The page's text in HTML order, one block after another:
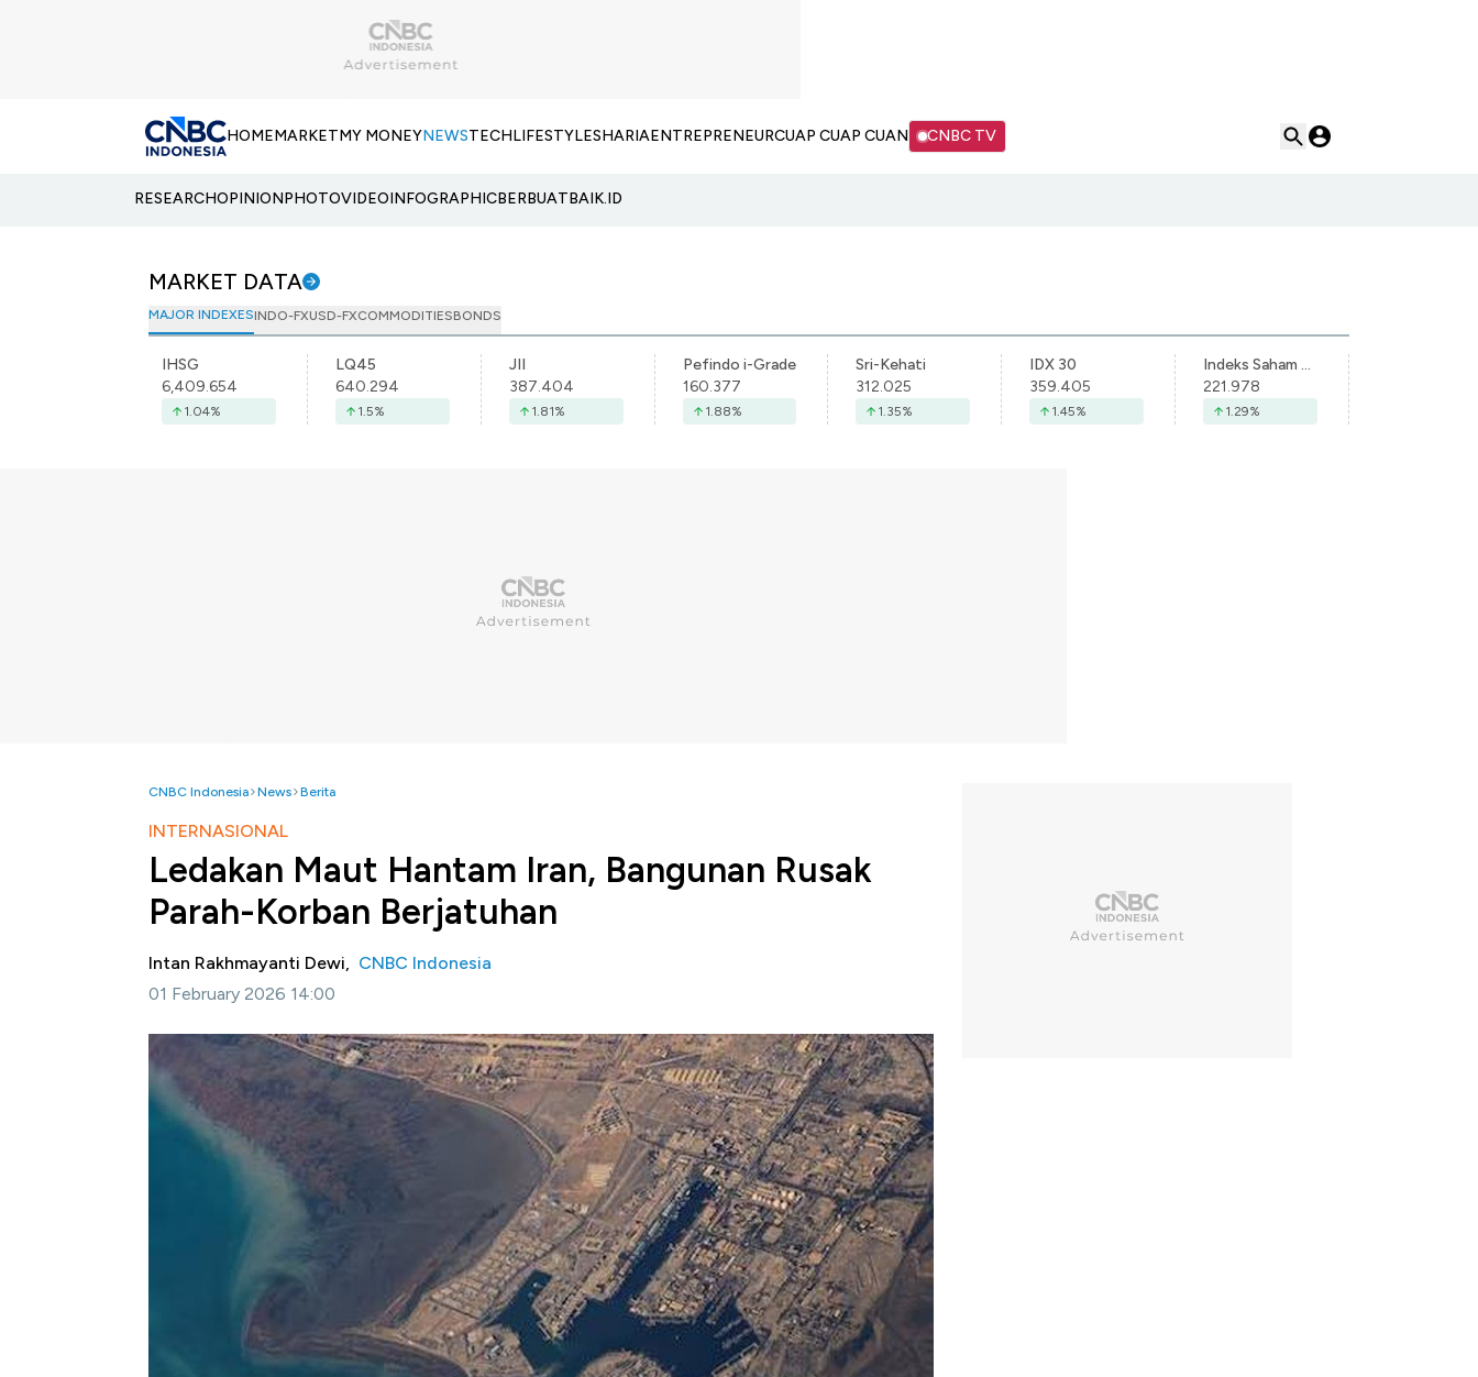
HOMEMARKETMY MONEYNEWSTECHLIFESTYLESHARIAENTREPRENEURCUAP CUAP CUAN CNBC TV
RESEARCHOPINIONPHOTOVIDEOINFOGRAPHICBERBUATBAIK.ID
MARKET DATA
MAJOR INDEXESINDO-FXUSD-FXCOMMODITIESBONDS
IHSG
6,409.654
1.04%
LQ45
640.294
1.5%
JII
387.404
1.81%
Pefindo i-Grade
160.377
1.88%
Sri-Kehati
312.025
1.35%
IDX 30
359.405
1.45%
Indeks Saham Syariah Indonesia
221.978
1.29%
CNBC Indonesia News Berita
INTERNASIONAL
Ledakan Maut Hantam Iran, Bangunan Rusak
Parah-Korban Berjatuhan
Intan Rakhmayanti Dewi, CNBC Indonesia
01 February 2026 14:00